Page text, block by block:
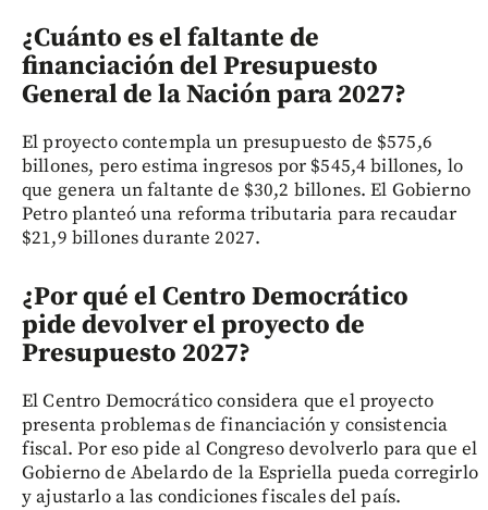
¿Cuánto es el faltante de
financiación del Presupuesto
General de la Nación para 2027?
El proyecto contempla un presupuesto de $575,6
billones, pero estima ingresos por $545,4 billones, lo
que genera un faltante de $30,2 billones. El Gobierno
Petro planteó una reforma tributaria para recaudar
$21,9 billones durante 2027.
¿Por qué el Centro Democrático
pide devolver el proyecto de
Presupuesto 2027?
El Centro Democrático considera que el proyecto
presenta problemas de financiación y consistencia
fiscal. Por eso pide al Congreso devolverlo para que el
Gobierno de Abelardo de la Espriella pueda corregirlo
y ajustarlo a las condiciones fiscales del país.